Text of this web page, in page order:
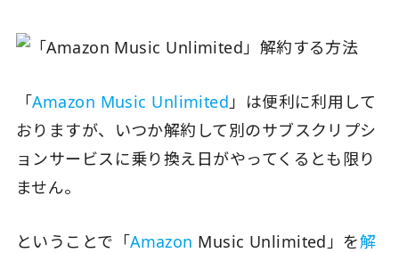
「Amazon Music Unlimited 」は便利に利用して
おりますが、いつか解約して別のサブスクリプシ
ョンサービスに乗り換え日がやってくるとも限り
ません。
ということで「Amazon Music Unlimited」を解